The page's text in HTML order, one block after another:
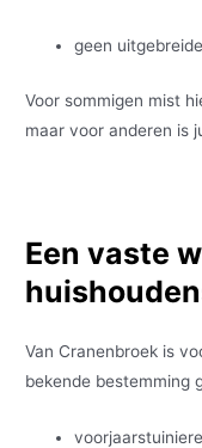
geen
Voor sommigen mist
maar voor anderen is
Een vaste
Van Cranenbroek is
bekende bestemming